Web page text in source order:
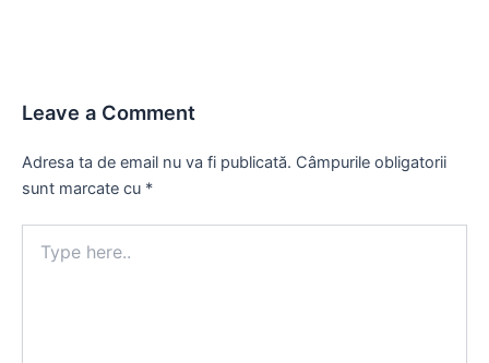
Leave a Comment
Adresa ta de email nu va fi publicată. Câmpurile obligatorii
sunt marcate cu *
here..